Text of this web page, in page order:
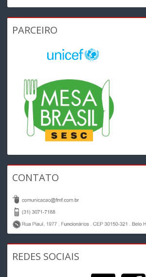
PARCEIRO
CONTATO
REDES SOCIAIS